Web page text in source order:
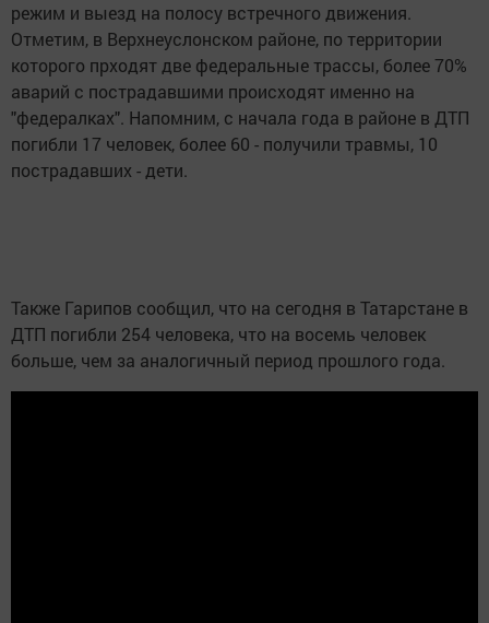
режим и выезд на полосу встречного движения.
Отметим, в Верхнеуслонском районе, по территории
которого прходят две федеральные трассы, более 70%
аварий с пострадавшими происходят именно на
"федералках". Напомним, с начала года в районе в ДТП
погибли 17 человек, более 60 - получили травмы, 10
пострадавших - дети.
Также Гарипов сообщил, что на сегодня в Татарстане в
ДТП погибли 254 человека, что на восемь человек
больше, чем за аналогичный период прошлого года.